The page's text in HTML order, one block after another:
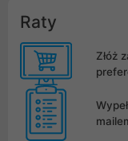
Raty
Złóż